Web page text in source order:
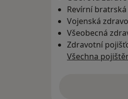
Revírní
Vojenská
Všeobecná
Zdravotní
Všechna